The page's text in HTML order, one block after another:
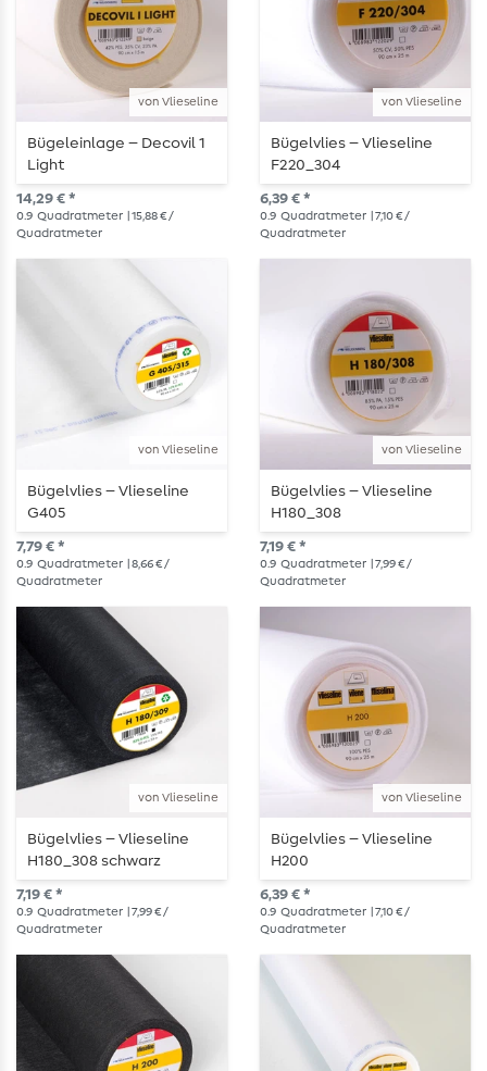
von Vlieseline
Bügeleinlage – Decovil 1
Light
14,29 € *
0.9 Quadratmeter
| 15,88 € /
Quadratmeter
von Vlieseline
Bügelvlies – Vlieseline
F220_304
6,39 € *
0.9 Quadratmeter
| 7,10 € /
Quadratmeter
von Vlieseline
Bügelvlies – Vlieseline
G405
7,79 € *
0.9 Quadratmeter
| 8,66 € /
Quadratmeter
von Vlieseline
Bügelvlies – Vlieseline
H180_308
7,19 € *
0.9 Quadratmeter
| 7,99 € /
Quadratmeter
von Vlieseline
Bügelvlies – Vlieseline
H180_308 schwarz
7,19 € *
0.9 Quadratmeter
| 7,99 € /
Quadratmeter
von Vlieseline
Bügelvlies – Vlieseline
H200
6,39 € *
0.9 Quadratmeter
| 7,10 € /
Quadratmeter